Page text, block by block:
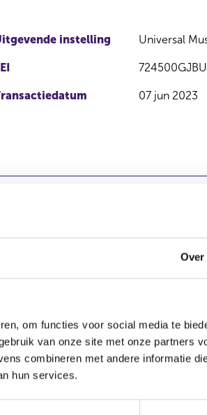
Over
om functies voor social media te
van onze site met onze partners
combineren met andere informatie
hun services.
instelling Universal
07 jun 2023
AMSTERDAM
POSIT AUCTION